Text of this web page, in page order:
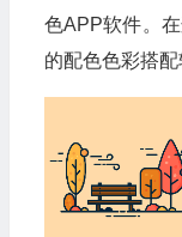
色APP软件。
的配色色彩搭配